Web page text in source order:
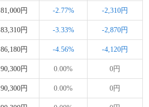
81,000円 -2.77% -2,310円
83,310円 -3.33% -2,870円
86,180円 -4.56% -4,120円
90,300円 0.00% 0円
90,300円 0.00% 0円